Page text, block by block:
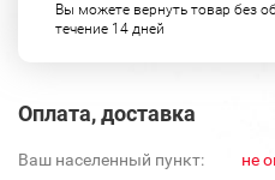
Вы можете вернуть товар без
течение 14 дней
Оплата, доставка
Ваш населенный пункт: не